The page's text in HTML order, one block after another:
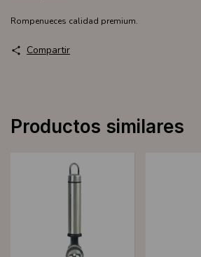
Rompenueces calidad premium.
Compartir
Productos similares